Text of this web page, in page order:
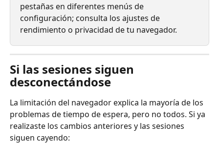
pestañas en diferentes menús de
configuración; consulta los ajustes de
rendimiento o privacidad de tu navegador.
Si las sesiones siguen
desconectándose
La limitación del navegador explica la mayoría de los
problemas de tiempo de espera, pero no todos. Si ya
realizaste los cambios anteriores y las sesiones
siguen cayendo: